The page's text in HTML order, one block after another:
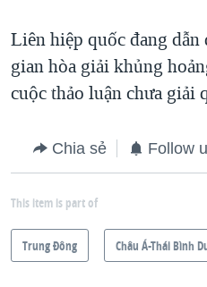
Liên hiệp quốc đang dẫn
gian hòa giải khủng
cuộc thảo luận chưa giải
Chia sẻ Follow
This item is part of
Trung Ðông Châu Á-Thái Bình